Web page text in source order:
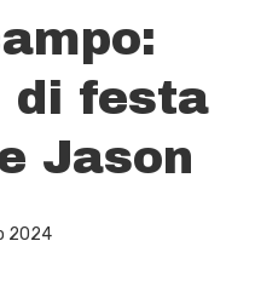
di festa
Jason
2024